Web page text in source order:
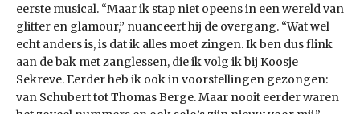
eerste musical. “Maar ik stap niet opeens in een wereld van
glitter en glamour,” nuanceert hij de overgang. “Wat wel
echt anders is, is dat ik alles moet zingen. Ik ben dus flink
aan de bak met zanglessen, die ik volg ik bij Koosje
Sekreve. Eerder heb ik ook in voorstellingen gezongen:
van Schubert tot Thomas Berge. Maar nooit eerder waren